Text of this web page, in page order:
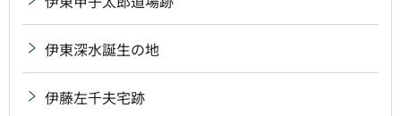
伊東深水誕生の地
伊藤左千夫宅跡